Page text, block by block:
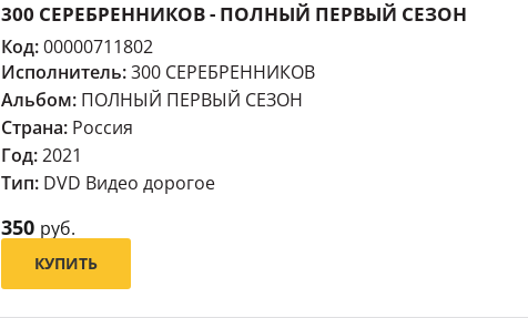
300 СЕРЕБРЕННИКОВ - ПОЛНЫЙ ПЕРВЫЙ СЕЗОН
Код:00000711802
Исполнитель:300 СЕРЕБРЕННИКОВ
Альбом: ПОЛНЫЙ ПЕРВЫЙ СЕЗОН
Страна: Россия
Год:2021
Тип: DVD Видео дорогое
350 руб.
КУПИТЬ